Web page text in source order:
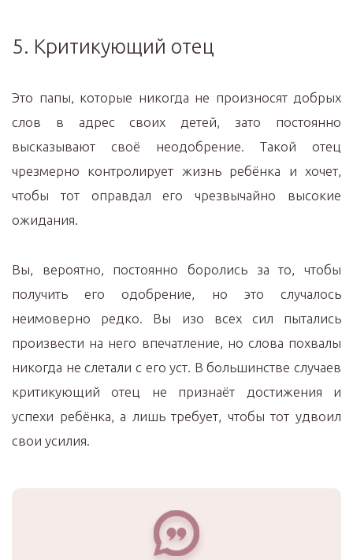
5. Критикующий отец
Это папы, которые никогда не произносят добрых
слов в адрес своих детей, зато постоянно
высказывают своё неодобрение. Такой отец
чрезмерно контролирует жизнь ребёнка и хочет,
чтобы тот оправдал его чрезвычайно высокие
ожидания.
Вы, вероятно, постоянно боролись за то, чтобы
получить его одобрение, но это случалось
неимоверно редко. Вы изо всех сил пытались
произвести на него впечатление, но слова похвалы
никогда не слетали с его уст. В большинстве случаев
критикующий отец не признаёт достижения и
успехи ребёнка, а лишь требует, чтобы тот удвоил
свои усилия.